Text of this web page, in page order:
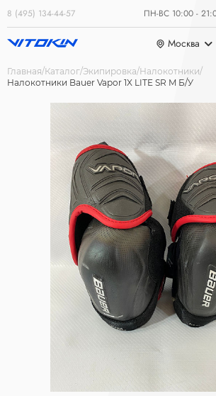
8 (495) 134-44-57 ПН-ВС 10:00 -
Москва
Главная Каталог Экипировка Налокотники
Налокотники Bauer Vapor 1X LITE SR M Б/У